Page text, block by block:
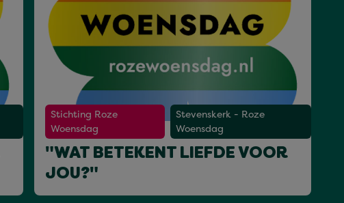
Stichting Roze
Woensdag
Stevenskerk - Roze
Woensdag
"WAT BETEKENT LIEFDE VOOR
JOU?"